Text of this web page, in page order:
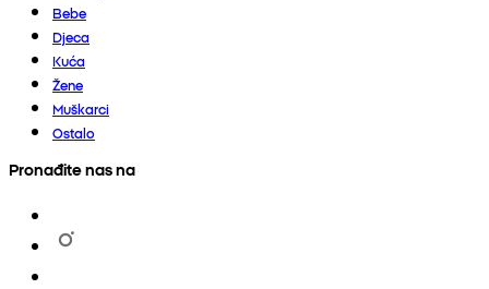
Bebe
Djeca
Kuća
Žene
Muškarci
Ostalo
Pronađite nas na